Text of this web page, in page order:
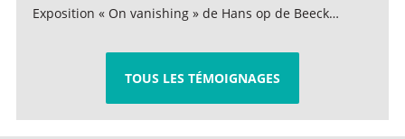
Exposition « On vanishing » de Hans op de Beeck…
TOUS LES TÉMOIGNAGES